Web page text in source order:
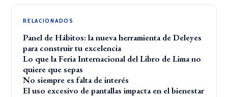
RELACIONADOS
Panel de Hábitos: la nueva herramienta de Deleyes
para construir tu excelencia
Lo que la Feria Internacional del Libro de Lima no
quiere que sepas
No siempre es falta de interés
El uso excesivo de pantallas impacta en el bienestar